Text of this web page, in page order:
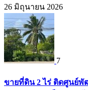
26 มิถุนายน 2026
7
ขายที่ดิน 2 ไร่ ติดศูนย์